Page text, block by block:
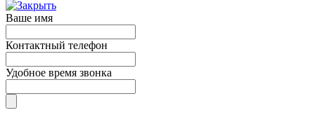
Ваше имя
Контактный телефон
Удобное время звонка